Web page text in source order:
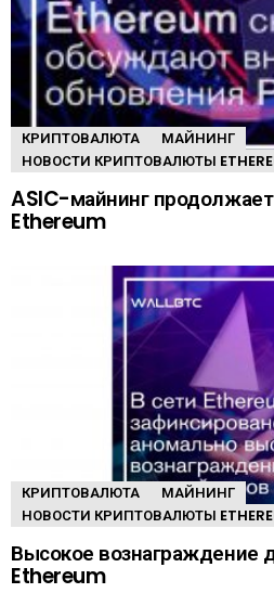
КРИПТОВАЛЮТА
МАЙНИНГ
НОВОСТИ КРИПТОВАЛЮТЫ
ASIC-майнинг
Ethereum
КРИПТОВАЛЮТА
МАЙНИНГ
НОВОСТИ КРИПТОВАЛЮТЫ
Высокое вознаграждение
Ethereum